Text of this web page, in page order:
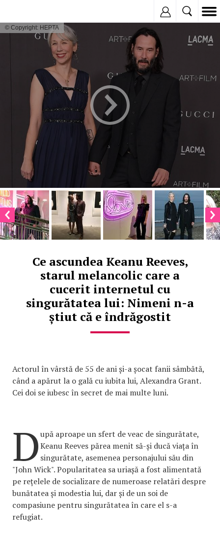
© Copyright: HEPTA
Ce ascundea Keanu Reeves,
starul melancolic care a
cucerit internetul cu
singurătatea lui: Nimeni n-a
știut că e îndrăgostit
Actorul în vârstă de 55 de ani și-a șocat fanii sâmbătă,
când a apărut la o gală cu iubita lui, Alexandra Grant.
Cei doi se iubesc în secret de mai multe luni.
După aproape un sfert de veac de singurătate,
Keanu Reeves părea menit să-și ducă viața în
singurătate, asemenea personajului său din
"John Wick". Popularitatea sa uriașă a fost alimentată
pe rețelele de socializare de numeroase relatări despre
bunătatea și modestia lui, dar și de un soi de
compasiune pentru singurătatea în care el s-a
refugiat.